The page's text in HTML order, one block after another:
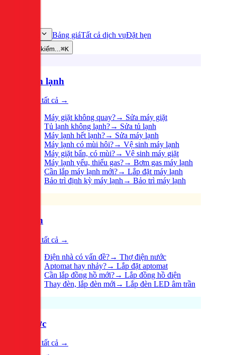
Bảng giáTất cả dịch vụĐặt hẹn
Tìm kiếm...⌘K
Điện lạnh
Xem tất cả →
Máy giặt không quay?→ Sửa máy giặt
Tủ lạnh không lạnh?→ Sửa tủ lạnh
Máy lạnh hết lạnh?→ Sửa máy lạnh
Máy lạnh có mùi hôi?→ Vệ sinh máy lạnh
Máy giặt bẩn, có mùi?→ Vệ sinh máy giặt
Máy lạnh yếu, thiếu gas?→ Bơm gas máy lạnh
Cần lắp máy lạnh mới?→ Lắp đặt máy lạnh
Bảo trì định kỳ máy lạnh→ Bảo trì máy lạnh
Điện
Xem tất cả →
Điện nhà có vấn đề?→ Thợ điện nước
Aptomat hay nhảy?→ Lắp đặt aptomat
Cần lắp đồng hồ mới?→ Lắp đồng hồ điện
Thay đèn, lắp đèn mới → Lắp đèn LED âm trần
Nước
Xem tất cả →